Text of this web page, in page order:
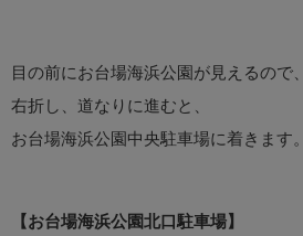
目の前にお台場海浜公園が見えるので、
右折し、道なりに進むと、
お台場海浜公園中央駐車場に着きます。
【お台場海浜公園北口駐車場】